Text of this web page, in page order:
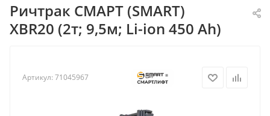
Ричтрак СМАРТ (SMART)
XBR20 (2т; 9,5м; Li-ion 450 Ah)
Артикул: 71045967